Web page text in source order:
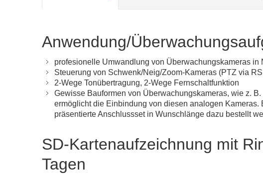
Anwendung/
profesionelle Umwandlung von Überwachungskameras in
Steuerung von Schwenk/Neig/Zoom-Kameras (PTZ via
2-Wege Tonübertragung, 2-Wege Fernschaltfunktion
Gewisse Bauformen von Überwachungskameras, wie z.
ermöglicht die Einbindung von diesen analogen
präsentierte Anschlussset in Wunschlänge dazu bestellt
SD-Kartenaufzeichnung mit
Tagen